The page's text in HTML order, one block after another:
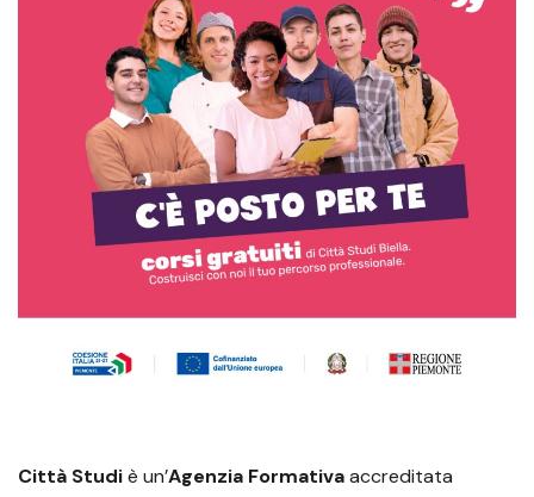
Città Studiè un’Agenzia Formativaaccreditata